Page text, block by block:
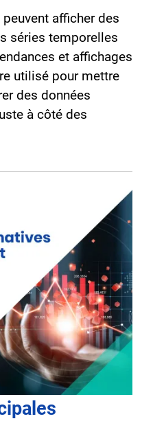
afficher des
séries temporelles
et affichages
utilisé pour mettre
des données
à côté des